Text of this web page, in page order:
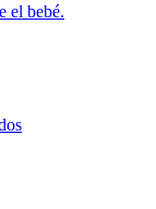
el bebé.